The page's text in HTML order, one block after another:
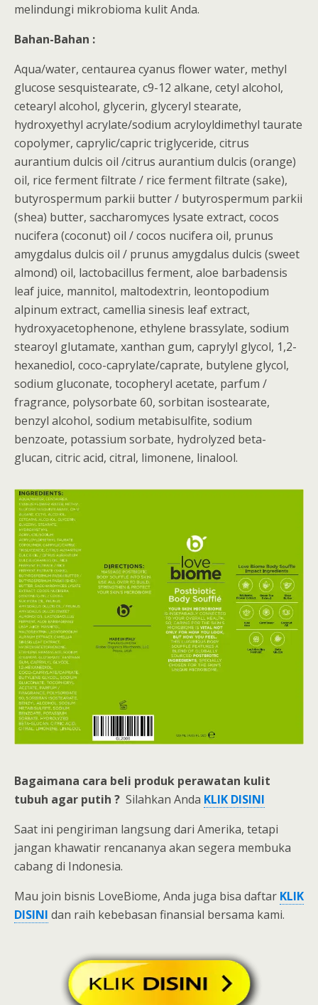
melindungi mikrobioma kulit Anda.
Bahan-Bahan :
Aqua/water, centaurea cyanus flower water, methyl
glucose sesquistearate, c9-12 alkane, cetyl alcohol,
cetearyl alcohol, glycerin, glyceryl stearate,
hydroxyethyl acrylate/sodium acryloyldimethyl taurate
copolymer, caprylic/capric triglyceride, citrus
aurantium dulcis oil /citrus aurantium dulcis (orange)
oil, rice ferment filtrate / rice ferment filtrate (sake),
butyrospermum parkii butter / butyrospermum parkii
(shea) butter, saccharomyces lysate extract, cocos
nucifera (coconut) oil / cocos nucifera oil, prunus
amygdalus dulcis oil / prunus amygdalus dulcis (sweet
almond) oil, lactobacillus ferment, aloe barbadensis
leaf juice, mannitol, maltodextrin, leontopodium
alpinum extract, camellia sinesis leaf extract,
hydroxyacetophenone, ethylene brassylate, sodium
stearoyl glutamate, xanthan gum, caprylyl glycol, 1,2-
hexanediol, coco-caprylate/caprate, butylene glycol,
sodium gluconate, tocopheryl acetate, parfum /
fragrance, polysorbate 60, sorbitan isostearate,
benzyl alcohol, sodium metabisulfite, sodium
benzoate, potassium sorbate, hydrolyzed beta-
glucan, citric acid, citral, limonene, linalool.
Bagaimana cara beli produk perawatan kulit
tubuh agar putih ? Silahkan Anda KLIK DISINI
Saat ini pengiriman langsung dari Amerika, tetapi
jangan khawatir rencananya akan segera membuka
cabang di Indonesia.
Mau join bisnis LoveBiome, Anda juga bisa daftar KLIK
DISINI dan raih kebebasan finansial bersama kami.